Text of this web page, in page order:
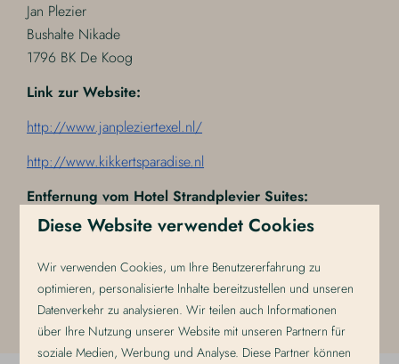
Jan Plezier
Bushalte Nikade
1796 BK De Koog
Link zur Website:
http://www.janpleziertexel.nl/
http://www.kikkertsparadise.nl
Entfernung vom Hotel Strandplevier Suites:
Die Abholstelle von Jan Plezier ist 5 Minuten zu Fuß von
Texel ist 8 Kilometer vom Hotel Strandplevier entfernt. Das
sind etwa 12 Minuten mit dem Auto.
Diese Website verwendet Cookies
Wir verwenden Cookies, um Ihre Benutzererfahrung zu
optimieren, personalisierte Inhalte bereitzustellen und unseren
Datenverkehr zu analysieren. Wir teilen auch Informationen
über Ihre Nutzung unserer Website mit unseren Partnern für
soziale Medien, Werbung und Analyse. Diese Partner können